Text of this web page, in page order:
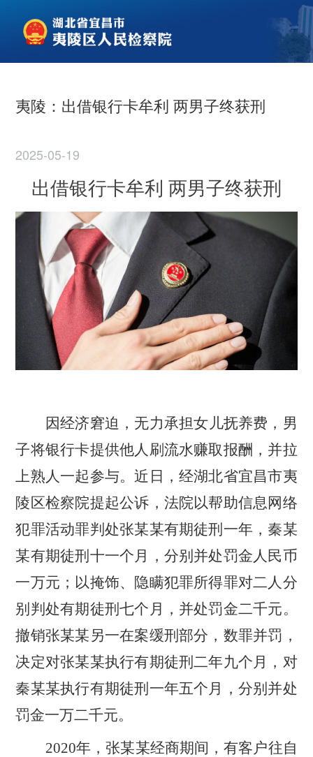
夷陵：出借银行卡牟利 两男子终获刑
2025-05-19
出借银行卡牟利 两男子终获刑
因经济窘迫，无力承担女儿抚养费 ，男
子将银行卡提供他人刷流水赚取报酬，并拉
上熟人一起参与。近日 ， 经湖北省宜昌市夷
陵区检察院提起公诉 ， 法院以帮助信息网络
犯罪活动罪判处张某某有期徒刑一年，秦某
某有期徒刑十一个月，分别并处罚金人民币
一万元；以掩饰、隐瞒犯罪所得罪对二人分
别判处有期徒刑七个月，并处罚金二千元。
撤销张某某另一在案缓刑部分，数罪并罚，
决定对张某某执行有期徒刑二年九个月，对
秦某某执行有期徒刑一年五个月，分别并处
罚金一万二千元。
2020年 ，张某某经商期间，有客户往自